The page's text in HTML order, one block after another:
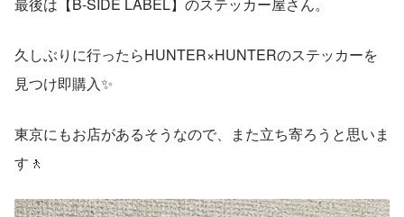
最後は【B-SIDE LABEL】のステッカー屋さん。
久しぶりに行ったらHUNTER×HUNTERのステッカーを
見つけ即購入✨
東京にもお店があるそうなので、また立ち寄ろうと思いま
す🚶